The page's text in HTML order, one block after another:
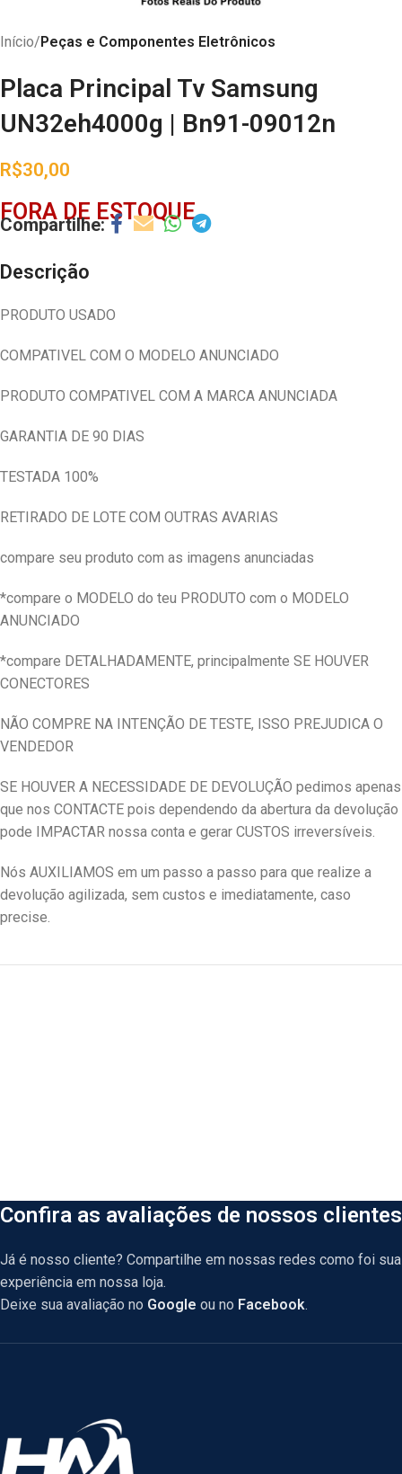
Início Peças e Componentes Eletrônicos
Placa Principal Tv Samsung
UN32eh4000g | Bn91-09012n
R$30,00
FORA DE ESTOQUE
Descrição
PRODUTO USADO
COMPATIVEL COM O MODELO ANUNCIADO
PRODUTO COMPATIVEL COM A MARCA ANUNCIADA
GARANTIA DE 90 DIAS
TESTADA 100%
RETIRADO DE LOTE COM OUTRAS AVARIAS
compare seu produto com as imagens anunciadas
*compare o MODELO do teu PRODUTO com o MODELO
ANUNCIADO
*compare DETALHADAMENTE, principalmente SE HOUVER
CONECTORES
NÃO COMPRE NA INTENÇÃO DE TESTE, ISSO PREJUDICA O
VENDEDOR
SE HOUVER A NECESSIDADE DE DEVOLUÇÃO pedimos apenas
que nos CONTACTE pois dependendo da abertura da devolução
pode IMPACTAR nossa conta e gerar CUSTOS irreversíveis.
Nós AUXILIAMOS em um passo a passo para que realize a
devolução agilizada, sem custos e imediatamente, caso
precise.
Confira as avaliações de nossos clientes
Já é nosso cliente? Compartilhe em nossas redes como foi sua
experiência em nossa loja.
Deixe sua avaliação no Google ou no Facebook.